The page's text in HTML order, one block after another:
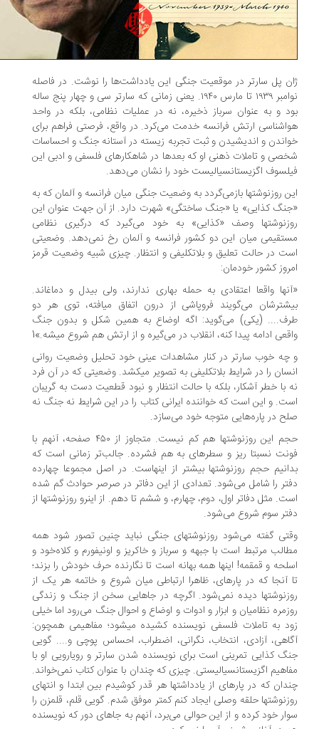
پل سارتر در موقعیت جنگی این یادداشت‌ها را نوشت. در فاصله
نوامبر ۱۹۳۹ تا مارس ۱۹۴۰. یعنی زمانی که سارتر سی و چهار پنج ساله
و به عنوان سرباز ذخیره، نه در عملیات نظامی، بلکه در واحد
ارتش فرانسه خدمت می‌کرد. در واقع، فرصتی فراهم برای
و اندیشیدن و ثبت تجربه‌ زیسته در آستانه جنگ و احساسات
و تاملات ذهنی او که بعدها در شاهکارهای فلسفی و ادبی این
اگزیستانسیالیست خود را نشان می‌دهد.
روزنوشت­ها بازمی‌گردد به وضعیت جنگی میان فرانسه و آلمان که به
کذایی» یا «جنگ ساختگی» شهرت دارد. از آن جهت عنوان این
وصف «کذایی» به خود می­‌گیرد که درگیری نظامی
میان این دو کشور فرانسه و آلمان رخ نمی‌دهد. وضعیتی
در حالت تعلیق و بلاتکلیفی و انتظار. چیزی شبیه وضعیت قرمز
کشور خودمان:
واقعا اعتقادی به حمله بهاری ندارند، ولی بی­دل و دماغ­اند.
می‌گویند فروپاشی از درون اتفاق می­افته، توی هر دو
(یکی) می‌­گوید: اگه اوضاع به همین شکل و بدون جنگ
ادامه پیدا کنه، انقلاب در می‌­گیره و از ارتش هم شروع می­شه.»1
خوب سارتر در کنار مشاهدات عینی خود تحلیل وضعیت روانی
را در شرایط بلاتکلیفی به تصویر می­کشد. وضعیتی که در آن فرد
با خطر آشکار، بلکه با حالت انتظار و نبود قطعیت دست به گریبان
و این است که خواننده ایرانی کتاب را در این شرایط نه جنگ نه
در پاره­‌هایی متوجه خود می‌سازد.
حجم این روزنوشت­ها هم کم نیست. متجاوز از ۴۵۰ صفحه، آنهم با
نسبتا ریز و سطرهای به هم فشرده. جالب‌تر زمانی است که
حجم روزنوشت­ها بیشتر از اینهاست. در اصل مجموعا چهارده
را شامل می‌­شود. تعدادی از این دفاتر در صرصر حوادث گم شده
مثل دفاتر اول، دوم، چهارم، و ششم تا دهم. از اینرو روزنوشت­ها از
سوم شروع می‌­شود.
گفته می‌­شود روزنوشت­های جنگی نباید چنین تصور شود همه
مرتبط است با جبهه و سرباز و خاکریز و اونیفورم و کلاه‌خود و
و قمقمه! اینها همه بهانه است تا نگارنده حرف خودش را بزند؛
آنجا که در پاره­ای، ظاهرا ارتباطی میان شروع و خاتمه هر یک از
دیده نمی‌شود. اگرچه در جاهایی سخن از جنگ و زندگی
نظامیان و ابزار و ادوات و اوضاع و احوال جنگ می‌رود اما خیلی
به تاملات فلسفی نویسنده کشیده می­شود؛ مفاهیمی همچون:
آزادی، انتخاب، نگرانی، اضطراب، احساس پوچی و.... گویی
کذایی تمرینی است برای نویسنده شدن سارتر و رویارویی او با
اگزیستانسیالیستی. چیزی که چندان با عنوان کتاب نمی‌خواند.
که در پاره­ای از یادداشت­ها هر قدر کوشیدم بین ابتدا و انتهای
حلقه وصلی ایجاد کنم کمتر موفق شدم. گویی قلم، قلمزن را
خود کرده و از این حوالی می­‌برد، آنهم به جاهای دور که نویسنده